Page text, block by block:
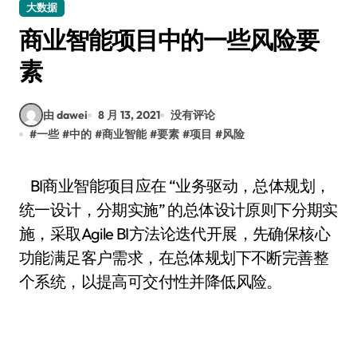
大数据
商业智能项目中的一些风险要
素
由 dawei 8 月 13, 2021
没有评论
#一些 #中的 #商业智能 #要素 #项目 #风险
BI商业智能项目应在 “业务驱动，总体规划，
统一设计，分期实施” 的总体设计原则下分期实
施，采取Agile BI方法论迭代开展，先确保核心
功能满足客户需求，在总体规划下不断完善整
个系统，以提高可交付性并降低风险。